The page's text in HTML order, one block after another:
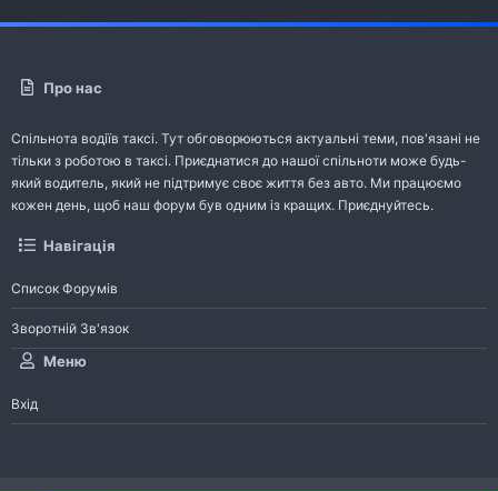
Про нас
Спільнота водіїв таксі. Тут обговорюються актуальні теми, пов'язані не
тільки з роботою в таксі. Приєднатися до нашої спільноти може будь-
який водитель, який не підтримує своє життя без авто. Ми працюємо
кожен день, щоб наш форум був одним із кращих. Приєднуйтесь.
Навігація
Список Форумів
Зворотній Зв'язок
Меню
Вхід